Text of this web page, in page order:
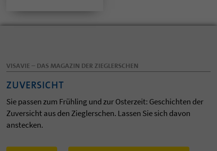
VISAVIE – DAS MAGAZIN DER ZIEGLERSCHEN
ZUVERSICHT
Sie passen zum Frühling und zur Osterzeit: Geschichten der
Zuversicht aus den Zieglerschen. Lassen Sie sich davon
anstecken.